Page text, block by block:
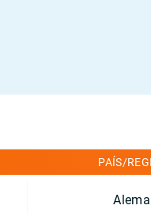
PAÍS/